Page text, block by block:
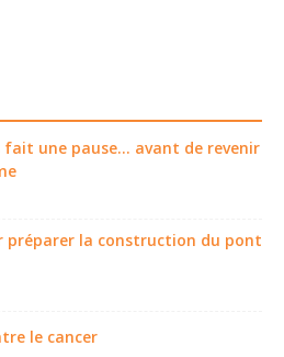
fait une pause... avant de revenir
préparer la construction du pont
le cancer